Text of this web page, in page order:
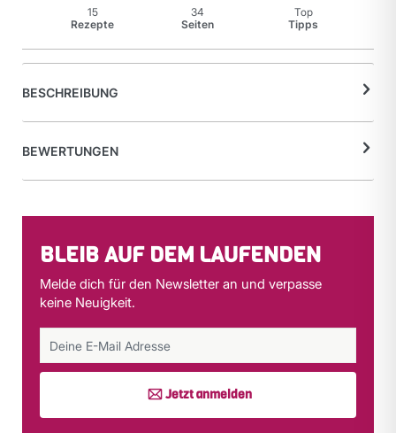
15
Rezepte
34
Seiten
Top
Tipps
BESCHREIBUNG
BEWERTUNGEN
BLEIB AUF DEM LAUFENDEN
Melde dich für den Newsletter an und verpasse
keine Neuigkeit.
Jetzt anmelden